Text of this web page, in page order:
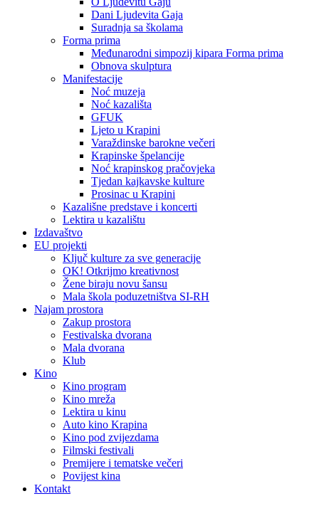
Dani Ljudevita Gaja
Suradnja sa školama
Forma prima
Međunarodni simpozij kipara Forma prima
Obnova skulptura
Manifestacije
Noć muzeja
Noć kazališta
GFUK
Ljeto u Krapini
Varaždinske barokne večeri
Krapinske špelancije
Noć krapinskog pračovjeka
Tjedan kajkavske kulture
Prosinac u Krapini
Kazališne predstave i koncerti
Lektira u kazalištu
Izdavaštvo
EU projekti
Ključ kulture za sve generacije
OK! Otkrijmo kreativnost
Žene biraju novu šansu
Mala škola poduzetništva SI-RH
Najam prostora
Zakup prostora
Festivalska dvorana
Mala dvorana
Klub
Kino
Kino program
Kino mreža
Lektira u kinu
Auto kino Krapina
Kino pod zvijezdama
Filmski festivali
Premijere i tematske večeri
Povijest kina
Kontakt